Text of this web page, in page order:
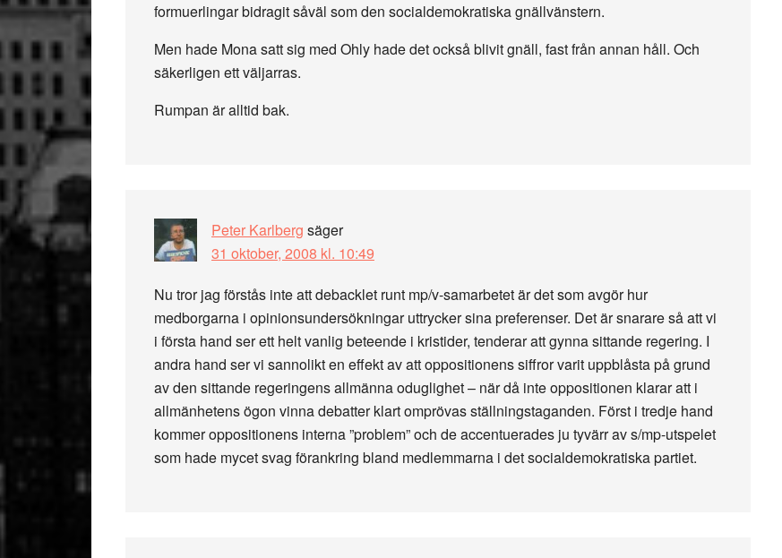
formuerlingar bidragit såväl som den socialdemokratiska gnällvänstern.
Men hade Mona satt sig med Ohly hade det också blivit gnäll, fast från annan håll. Och
säkerligen ett väljarras.
Rumpan är alltid bak.
Peter Karlberg säger
31 oktober, 2008 kl. 10:49
Nu tror jag förstås inte att debacklet runt mp/v-samarbetet är det som avgör hur
medborgarna i opinionsundersökningar uttrycker sina preferenser. Det är snarare så att vi
i första hand ser ett helt vanlig beteende i kristider, tenderar att gynna sittande regering. I
andra hand ser vi sannolikt en effekt av att oppositionens siffror varit uppblåsta på grund
av den sittande regeringens allmänna oduglighet – när då inte oppositionen klarar att i
allmänhetens ögon vinna debatter klart omprövas ställningstaganden. Först i tredje hand
kommer oppositionens interna ”problem” och de accentuerades ju tyvärr av s/mp-utspelet
som hade mycet svag förankring bland medlemmarna i det socialdemokratiska partiet.